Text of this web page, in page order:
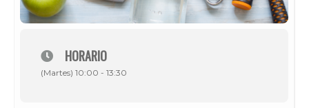
HORARIO
(Martes) 10:00 - 13:30